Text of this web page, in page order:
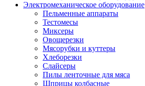
Электромеханическое оборудование
Пельменные аппараты
Тестомесы
Миксеры
Овощерезки
Мясорубки и куттеры
Хлеборезки
Слайсеры
Пилы ленточные для мяса
Шприцы колбасные